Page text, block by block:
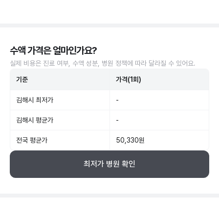
수액 가격은 얼마인가요?
실제 비용은 진료 여부, 수액 성분, 병원 정책에 따라 달라질 수 있어요.
기준 가격(1회)
김해시 최저가 -
김해시 평균가 -
전국 평균가 50,330원
최저가 병원 확인